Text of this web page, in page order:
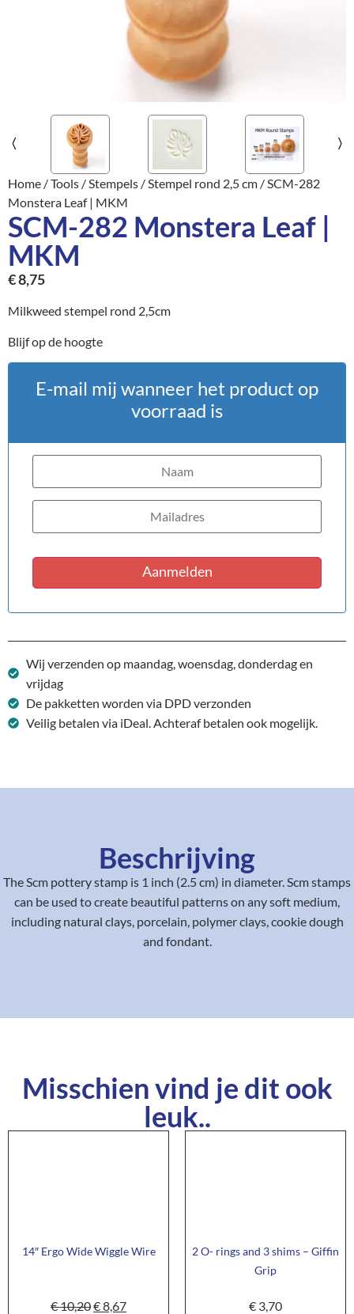
Home /Tools /Stempels /Stempel rond 2,5 cm / SCM-282
Monstera Leaf | MKM
SCM-282 Monstera Leaf |
MKM
€8,75
Milkweed stempel rond 2,5cm
Blijf op de hoogte
E-mail mij wanneer het product op
voorraad is
Aanmelden
Wij verzenden op maandag, woensdag, donderdag en
vrijdag
De pakketten worden via DPD verzonden
Veilig betalen via iDeal. Achteraf betalen ook mogelijk.
Beschrijving
The Scm pottery stamp is 1 inch (2.5 cm) in diameter. Scm stamps
can be used to create beautiful patterns on any soft medium,
including natural clays, porcelain, polymer clays, cookie dough
and fondant.
Misschien vind je dit ook
leuk..
14″ Ergo Wide Wiggle Wire
€10,20€8,67
2 O- rings and 3 shims – Giffin
Grip
€ 3,70